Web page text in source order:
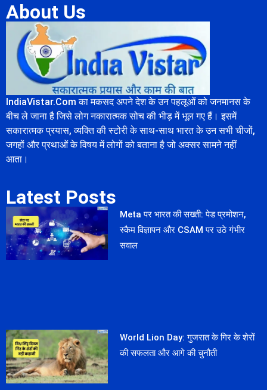
About Us
IndiaVistar.Com का मकसद अपने देश के उन पहलूओं को जनमानस के
बीच ले जाना है जिसे लोग नकारात्मक सोच की भीड़ में भूल गए हैं। इसमें
सकारात्मक प्रयास, व्यक्ति की स्टोरी के साथ-साथ भारत के उन सभी चीजों,
जगहों और प्रथाओं के विषय में लोगों को बताना है जो अक्सर सामने नहीं
आता।
Latest Posts
Meta पर भारत की सख्ती: पेड प्रमोशन,
स्कैम विज्ञापन और CSAM पर उठे गंभीर
सवाल
World Lion Day: गुजरात के गिर के शेरों
की सफलता और आगे की चुनौती